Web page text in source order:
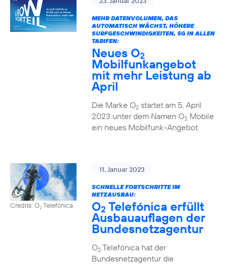
MEHR DATENVOLUMEN, DAS
AUTOMATISCH WÄCHST, HÖHERE
SURFGESCHWINDIGKEITEN, 5G IN ALLEN
TARIFEN:
Neues O2
Mobilfunkangebot
mit mehr Leistung ab
April
Die Marke O2startet am 5. April
2023 unter dem Namen O2Mobile
ein neues Mobilfunk-Angebot.
Credits: O2Telefónica
11. Januar 2023
SCHNELLE FORTSCHRITTE IM
NETZAUSBAU:
O2 Telefónica erfüllt
Ausbauauflagen der
Bundesnetzagentur
O2Telefónica hat der
Bundesnetzagentur die